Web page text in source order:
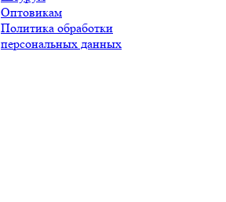
Оптовикам
Политика обработки
персональных данных